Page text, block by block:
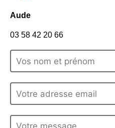
Aude
03 58 42 20 66